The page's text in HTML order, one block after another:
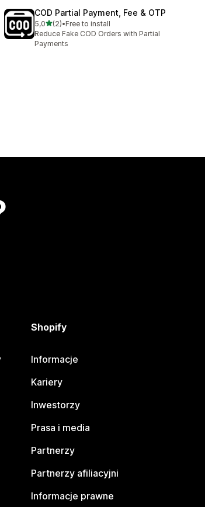
COD Partial Payment, Fee & OTP
5,0na 5 gwiazdek
(2)
Łączna liczba recenzji: 2
•Free to install
Reduce Fake COD Orders with Partial
Payments
Shopify
Informacje
Kariery
Inwestorzy
Prasa i media
Partnerzy
Partnerzy afiliacyjni
Informacje prawne